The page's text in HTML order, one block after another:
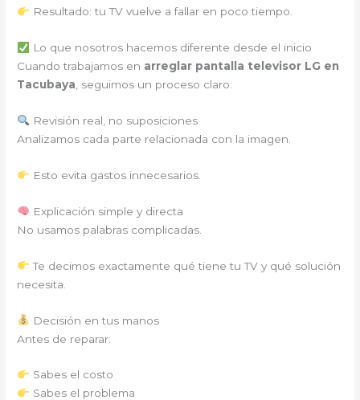
Resultado: tu TV vuelve a fallar en poco tiempo.
Lo que nosotros hacemos diferente desde el inicio
Cuando trabajamos en arreglar pantalla televisor LG en
Tacubaya , seguimos un proceso claro:
Revisión real, no suposiciones
Analizamos cada parte relacionada con la imagen.
Esto evita gastos innecesarios.
Explicación simple y directa
No usamos palabras complicadas.
Te decimos exactamente qué tiene tu TV y qué solución
necesita.
Decisión en tus manos
Antes de reparar:
Sabes el costo
Sabes el problema